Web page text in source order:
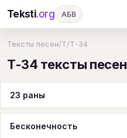
Teksti.org АБВ
И К Л М
Т У Ф Х
Я En A B
H J
Тексты песен/Т/Т-34
Т-34 тексты песен
23 раны
Бесконечность